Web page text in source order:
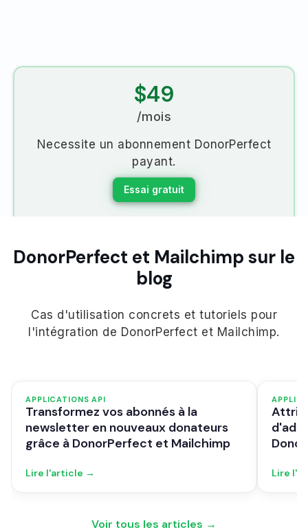
$49
/mois
Necessite un abonnement DonorPerfect
payant.
Essai gratuit
DonorPerfect et Mailchimp sur le
blog
Cas d'utilisation concrets et tutoriels pour
l'intégration de DonorPerfect et Mailchimp.
APPLICATIONS API
Transformez vos abonnés à la
newsletter en nouveaux donateurs
grâce à DonorPerfect et Mailchimp
Lire l'article → Lire
Voir tous les articles →